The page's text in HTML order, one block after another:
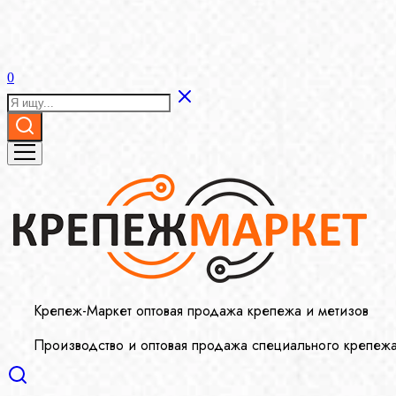
0
Крепеж-Маркет оптовая продажа крепежа и метизов
Производство и оптовая продажа специального